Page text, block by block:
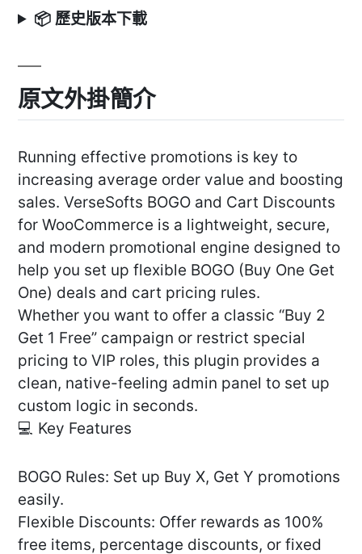
📦 歷史版本下載
原文外掛簡介
Running effective promotions is key to
increasing average order value and boosting
sales. VerseSofts BOGO and Cart Discounts
for WooCommerce is a lightweight, secure,
and modern promotional engine designed to
help you set up flexible BOGO (Buy One Get
One) deals and cart pricing rules.
Whether you want to offer a classic “Buy 2
Get 1 Free” campaign or restrict special
pricing to VIP roles, this plugin provides a
clean, native-feeling admin panel to set up
custom logic in seconds.
💻 Key Features
BOGO Rules: Set up Buy X, Get Y promotions
easily.
Flexible Discounts: Offer rewards as 100%
free items, percentage discounts, or fixed